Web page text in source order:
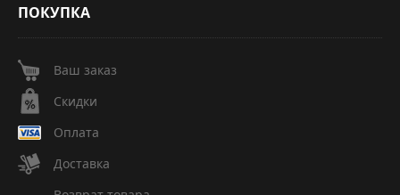
ПОКУПКА
Ваш заказ
Скидки
Оплата
Доставка